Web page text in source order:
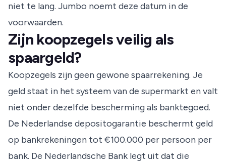
niet te lang. Jumbo noemt deze datum in de
voorwaarden.
Zijn koopzegels veilig als
spaargeld?
Koopzegels zijn geen gewone spaarrekening. Je
geld staat in het systeem van de supermarkt en valt
niet onder dezelfde bescherming als banktegoed.
De Nederlandse depositogarantie beschermt geld
op bankrekeningen tot €100.000 per persoon per
bank. De Nederlandsche Bank legt uit dat die